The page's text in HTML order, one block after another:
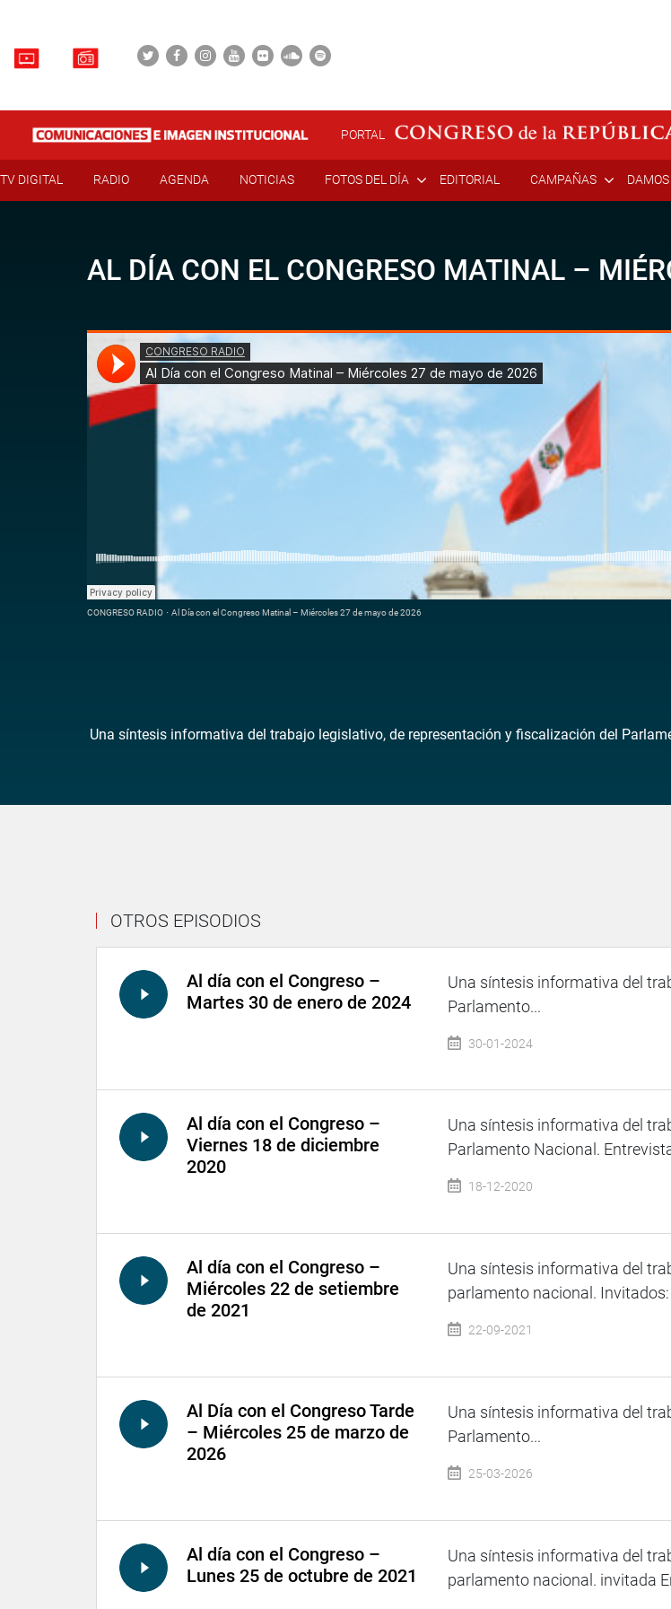
PORTAL
TV DIGITAL RADIO AGENDA NOTICIAS FOTOS DEL DÍA EDITORIAL CAMPAÑAS
AL DÍA CON EL CONGRESO MATINAL –
CONGRESO RADIO · Al Día con el Congreso Matinal – Miércoles 27 de mayo de 2026
Una síntesis informativa del trabajo legislativo, de representación y fiscalización del
OTROS EPISODIOS
Al día con el Congreso –
Martes 30 de enero de 2024
Una síntesis informativa del
Parlamento...
30-01-2024
Al día con el Congreso –
Viernes 18 de diciembre
2020
Una síntesis informativa del
Parlamento Nacional.
18-12-2020
Al día con el Congreso –
Miércoles 22 de setiembre
de 2021
Una síntesis informativa del
parlamento nacional.
22-09-2021
Al Día con el Congreso Tarde
– Miércoles 25 de marzo de
2026
Una síntesis informativa del
Parlamento...
25-03-2026
Al día con el Congreso –
Lunes 25 de octubre de 2021
Una síntesis informativa del
parlamento nacional. invitada